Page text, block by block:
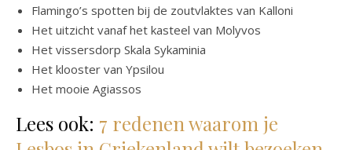
Flamingo’s spotten bij de zoutvlaktes van Kalloni
Het uitzicht vanaf het kasteel van Molyvos
Het vissersdorp Skala Sykaminia
Het klooster van Ypsilou
Het mooie Agiassos
Lees ook: 7 redenen waarom je